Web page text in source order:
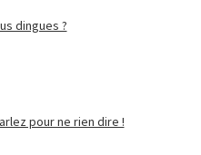
dingues ?
pour ne rien dire !